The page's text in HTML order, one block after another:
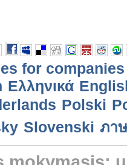
for companies
Ελληνικά
Polski
Slovenski ภา